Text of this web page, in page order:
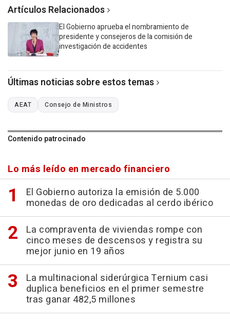
Artículos Relacionados
El Gobierno aprueba el nombramiento de
presidente y consejeros de la comisión de
investigación de accidentes
Últimas noticias sobre estos temas
AEAT Consejo de Ministros
Contenido patrocinado
Lo más leído en mercado financiero
El Gobierno autoriza la emisión de 5.000
monedas de oro dedicadas al cerdo ibérico
La compraventa de viviendas rompe con
cinco meses de descensos y registra su
mejor junio en 19 años
La multinacional siderúrgica Ternium casi
duplica beneficios en el primer semestre
tras ganar 482,5 millones